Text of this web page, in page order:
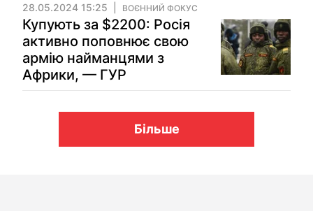
28.05.2024 15:25 ВОЄННИЙ ФОКУС
Купують за $2200: Росія
активно поповнює свою
армію найманцями з
Африки, — ГУР
Більше